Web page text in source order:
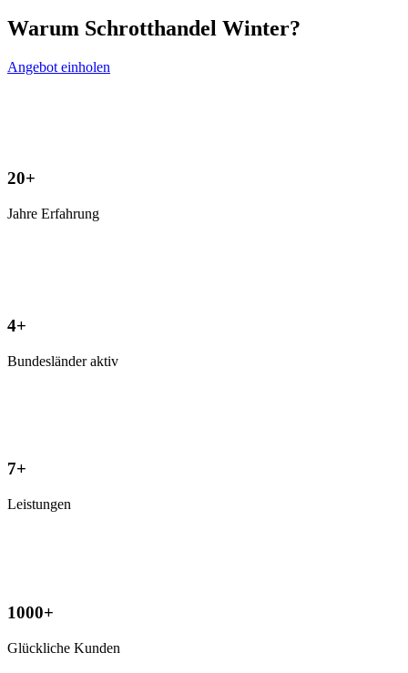
Warum Schrotthandel Winter?
Angebot einholen
20+
Jahre Erfahrung
4+
Bundesländer aktiv
7+
Leistungen
1000+
Glückliche Kunden